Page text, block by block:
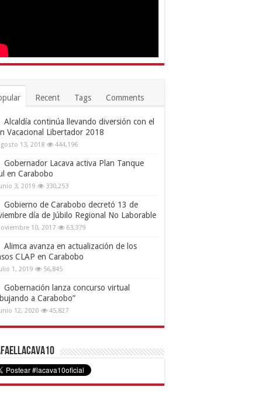
Recent Tags Comments
Alcaldía continúa llevando diversión con el
Vacacional Libertador 2018
13, 2018 444,196
Gobernador Lacava activa Plan Tanque
en Carabobo
3, 2019 330,253
Gobierno de Carabobo decretó 13 de
día de Júbilo Regional No Laborable
10, 2017 63,379
Alimca avanza en actualización de los
CLAP en Carabobo
1, 2019 56,845
Gobernación lanza concurso virtual
a Carabobo”
12, 2020 45,827